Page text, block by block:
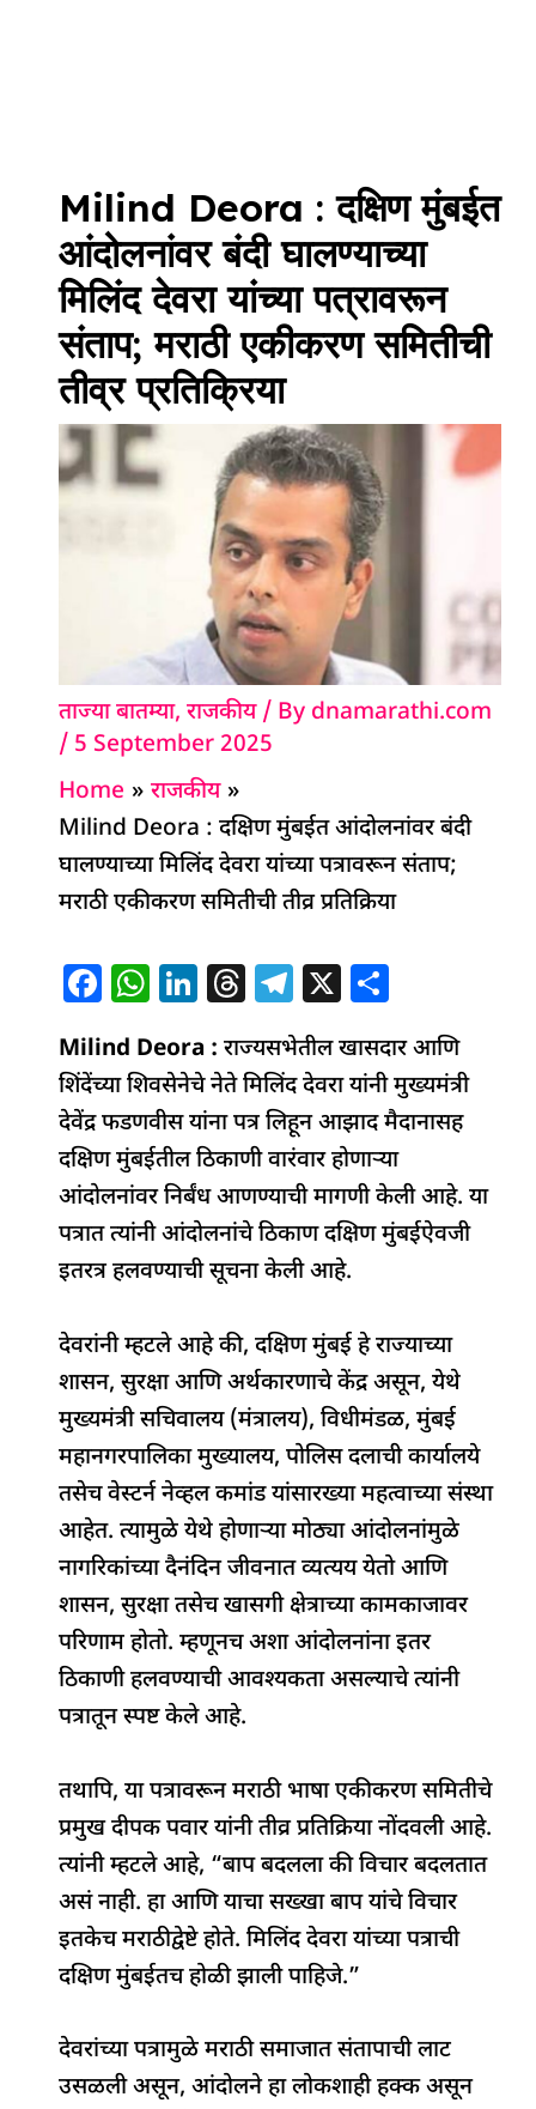
Milind Deora : दक्षिण मुंबईत
आंदोलनांवर बंदी घालण्याच्या
मिलिंद देवरा यांच्या पत्रावरून
संताप; मराठी एकीकरण समितीची
तीव्र प्रतिक्रिया
ताज्या बातम्या,राजकीय/ By dnamarathi.com
/ 5 September 2025
Home
राजकीय
Milind Deora : दक्षिण मुंबईत आंदोलनांवर बंदी
घालण्याच्या मिलिंद देवरा यांच्या पत्रावरून संताप;
मराठी एकीकरण समितीची तीव्र प्रतिक्रिया
F
c
e
b
o
o
k
W
at
s
A
p
p
Li
k
e
dI
n
T
re
a
d
s
T
el
e
g
ra
m
X
ar
e
Milind Deora : राज्यसभेतील खासदार आणि
शिंदेंच्या शिवसेनेचे नेते मिलिंद देवरा यांनी मुख्यमंत्री
देवेंद्र फडणवीस यांना पत्र लिहून आझाद मैदानासह
दक्षिण मुंबईतील ठिकाणी वारंवार होणाऱ्या
आंदोलनांवर निर्बंध आणण्याची मागणी केली आहे. या
पत्रात त्यांनी आंदोलनांचे ठिकाण दक्षिण मुंबईऐवजी
इतरत्र हलवण्याची सूचना केली आहे.
देवरांनी म्हटले आहे की, दक्षिण मुंबई हे राज्याच्या
शासन, सुरक्षा आणि अर्थकारणाचे केंद्र असून, येथे
मुख्यमंत्री सचिवालय (मंत्रालय), विधीमंडळ, मुंबई
महानगरपालिका मुख्यालय, पोलिस दलाची कार्यालये
तसेच वेस्टर्न नेव्हल कमांड यांसारख्या महत्वाच्या संस्था
आहेत. त्यामुळे येथे होणाऱ्या मोठ्या आंदोलनांमुळे
नागरिकांच्या दैनंदिन जीवनात व्यत्यय येतो आणि
शासन, सुरक्षा तसेच खासगी क्षेत्राच्या कामकाजावर
परिणाम होतो. म्हणूनच अशा आंदोलनांना इतर
ठिकाणी हलवण्याची आवश्यकता असल्याचे त्यांनी
पत्रातून स्पष्ट केले आहे.
तथापि, या पत्रावरून मराठी भाषा एकीकरण समितीचे
प्रमुख दीपक पवार यांनी तीव्र प्रतिक्रिया नोंदवली आहे.
त्यांनी म्हटले आहे, “बाप बदलला की विचार बदलतात
असं नाही. हा आणि याचा सख्खा बाप यांचे विचार
इतकेच मराठीद्वेष्टे होते. मिलिंद देवरा यांच्या पत्राची
दक्षिण मुंबईतच होळी झाली पाहिजे.”
देवरांच्या पत्रामुळे मराठी समाजात संतापाची लाट
उसळली असून, आंदोलने हा लोकशाही हक्क असून